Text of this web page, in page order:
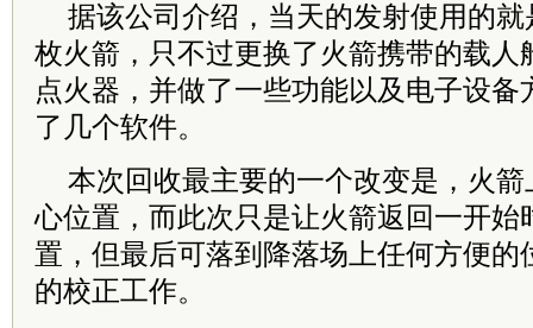
据该公司介绍，当天的发射使用的
枚火箭，只不过更换了火箭携带的载人
点火器，并做了一些功能以及电子设备
了几个软件。
本次回收最主要的一个改变是，火
心位置，而此次只是让火箭返回一开始
置，但最后可落到降落场上任何方便的
的校正工作。